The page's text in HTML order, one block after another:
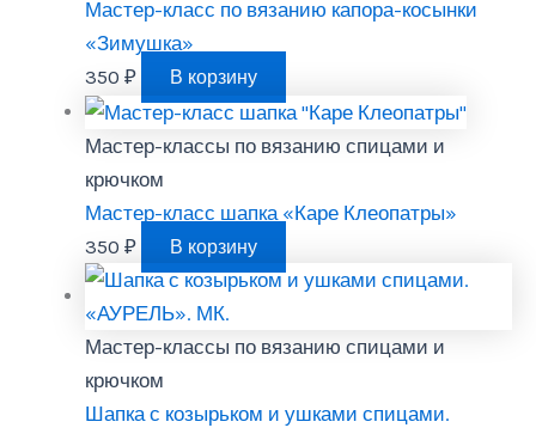
Мастер-класс по вязанию капора-косынки
«Зимушка»
350 ₽ В корзину
Мастер-классы по вязанию спицами и
крючком
Мастер-класс шапка «Каре Клеопатры»
350 ₽ В корзину
Мастер-классы по вязанию спицами и
крючком
Шапка с козырьком и ушками спицами.